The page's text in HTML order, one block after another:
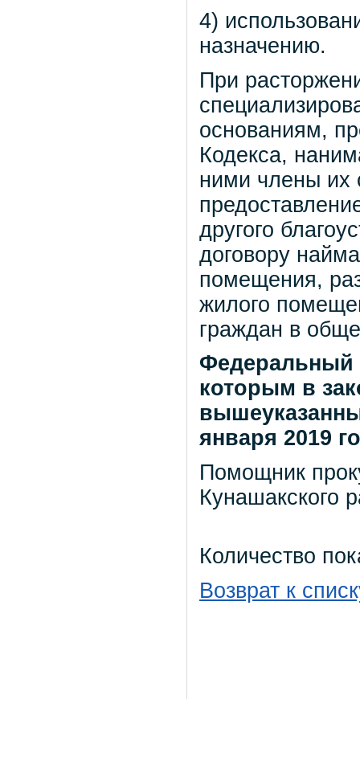
4)
назначению.
При
основаниям,
Кодекса,
ними члены их
другого
договору
помещения,
жилого
граждан в
Федеральный
которым в
января 2019
Помощник
Кунашакского
Количество
Возврат к